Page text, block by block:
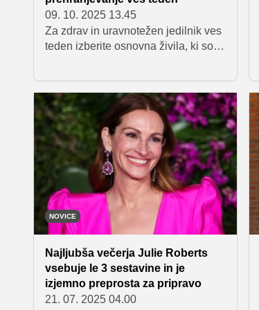
09. 10. 2025 13.45
Za zdrav in uravnotežen jedilnik ves
teden izberite osnovna živila, ki so
testenine, sladki krompir in ovseni
kosmiči so odlična osnova za
obroke, medtem ko piščančje prsi,
čičerika, leča in tofu priskrbijo
kakovostne beljakovine. Dodajte še
z zdravimi maščobami bogat
prekajen losos, špinačo za barvitost
ter jabolka za svežino in zdrav
prigrizek, da bo vaša prehrana
raznolika in hranljiva.
NOVICE
Najljubša večerja Julie Roberts
vsebuje le 3 sestavine in je
izjemno preprosta za pripravo
21. 07. 2025 04.00